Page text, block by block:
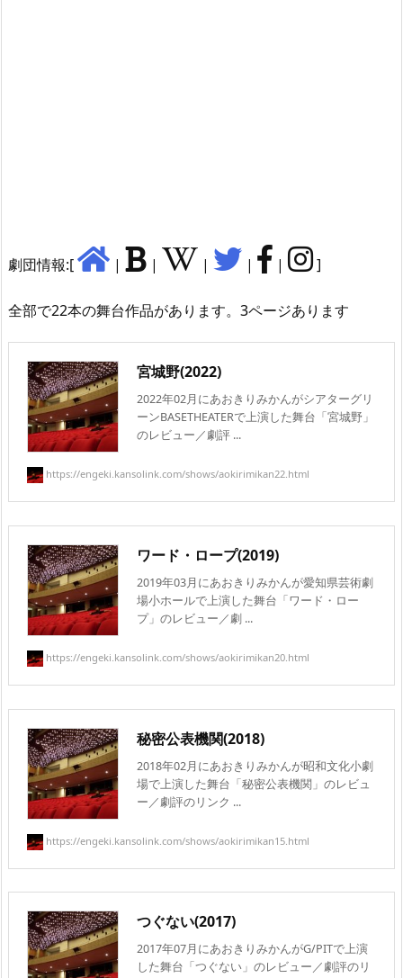
劇団情報:[ | | | | | ]
全部で22本の舞台作品があります。3ページあります
宮城野(2022)
2022年02月にあおきりみかんがシアターグリ
ーンBASETHEATERで上演した舞台「宮城野」
のレビュー／劇評 ...
https://engeki.kansolink.com/shows/aokirimikan22.html
ワード・ロープ(2019)
2019年03月にあおきりみかんが愛知県芸術劇
場小ホールで上演した舞台「ワード・ロー
プ」のレビュー／劇 ...
https://engeki.kansolink.com/shows/aokirimikan20.html
秘密公表機関(2018)
2018年02月にあおきりみかんが昭和文化小劇
場で上演した舞台「秘密公表機関」のレビュ
ー／劇評のリンク ...
https://engeki.kansolink.com/shows/aokirimikan15.html
つぐない(2017)
2017年07月にあおきりみかんがG/PITで上演
した舞台「つぐない」のレビュー／劇評のリ